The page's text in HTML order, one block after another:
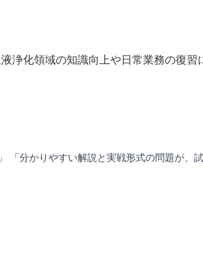
化領域の知識向上や日常業務の復習
「分かりやすい解説と実戦形式の問題が、